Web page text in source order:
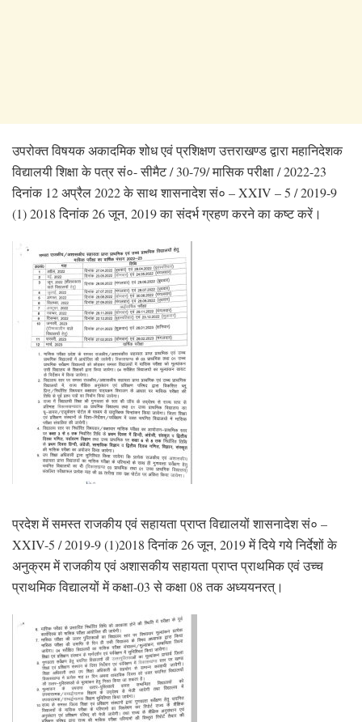
उपरोक्त विषयक अकादमिक शोध एवं प्रशिक्षण उत्तराखण्ड द्वारा महानिदेशक
विद्यालयी शिक्षा के पत्र सं०- सीमैट / 30-79/ मासिक परीक्षा / 2022-23
दिनांक 12 अप्रैल 2022 के साथ शासनादेश सं० – XXIV – 5 / 2019-9
(1) 2018 दिनांक 26 जून, 2019 का संदर्भ ग्रहण करने का कष्ट करें।
प्रदेश में समस्त राजकीय एवं सहायता प्राप्त विद्यालयों शासनादेश सं० –
XXIV-5 / 2019-9 (1)2018 दिनांक 26 जून, 2019 में दिये गये निर्देशों के
अनुक्रम में राजकीय एवं अशासकीय सहायता प्राप्त प्राथमिक एवं उच्च
प्राथमिक विद्यालयों में कक्षा-03 से कक्षा 08 तक अध्ययनरत्।